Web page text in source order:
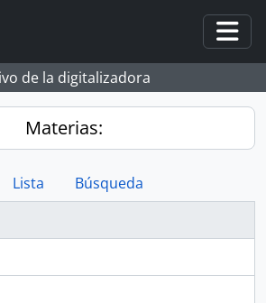
de la digitalizadora
Materias:
Lista
Búsqueda